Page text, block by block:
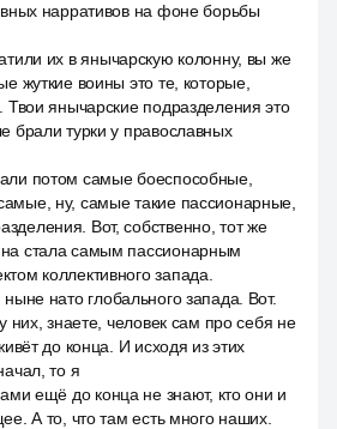
нарративов на фоне борьбы
их в янычарскую колонну, вы же
жуткие воины это те, которые,
Твои янычарские подразделения это
брали турки у православных
потом самые боеспособные,
ну, самые такие пассионарные,
Вот, собственно, тот же
стала самым пассионарным
коллективного запада.
нато глобального запада. Вот.
них, знаете, человек сам про себя не
до конца. И исходя из этих
то я
ещё до конца не знают, кто они и
А то, что там есть много наших.